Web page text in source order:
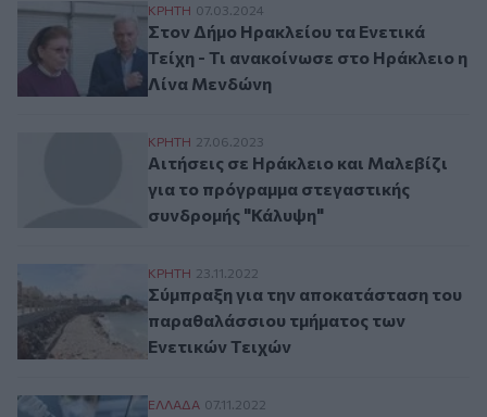
Στον Δήμο Ηρακλείου τα Ενετικά Τείχη -
ΚΡΗΤΗ 07.03.2024
Στον Δήμο Ηρακλείου τα Ενετικά
Τείχη - Τι ανακοίνωσε στο Ηράκλειο η
Λίνα Μενδώνη
Αιτήσεις σε Ηράκλειο και Μαλεβίζι για
ΚΡΗΤΗ 27.06.2023
Αιτήσεις σε Ηράκλειο και Μαλεβίζι
για το πρόγραμμα στεγαστικής
συνδρομής "Κάλυψη"
Σύμπραξη για την αποκατάσταση του
ΚΡΗΤΗ 23.11.2022
Σύμπραξη για την αποκατάσταση του
παραθαλάσσιου τμήματος των
Ενετικών Τειχών
Ανησυχία Εργαζόμενων στα ΝΠΔΔ
ΕΛΛAΔΑ 07.11.2022